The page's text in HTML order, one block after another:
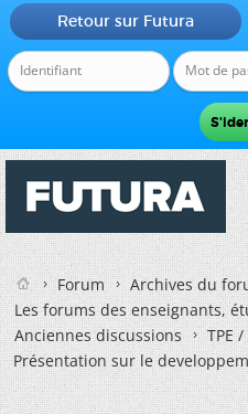
Retour sur Futura
Forum
Archives du
Les forums des enseignants,
Anciennes discussions
TPE
Présentation sur le